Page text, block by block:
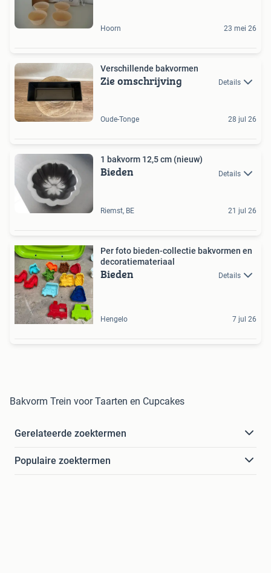
Hoorn 23 mei 26
Verschillende bakvormen
Zie omschrijving Details
Oude-Tonge 28 jul 26
1 bakvorm 12,5 cm (nieuw)
Bieden Details
Riemst, BE 21 jul 26
Per foto bieden-collectie bakvormen en
decoratiemateriaal
Bieden Details
Hengelo 7 jul 26
Bakvorm Trein voor Taarten en Cupcakes
Gerelateerde zoektermen
Populaire zoektermen